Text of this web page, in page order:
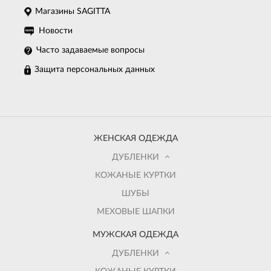
Магазины SAGITTA
Новости
Часто задаваемые вопросы
Защита персональных данных
ЖЕНСКАЯ ОДЕЖДА
ДУБЛЕНКИ
КОЖАНЫЕ КУРТКИ
ШУБЫ
МЕХОВЫЕ ШАПКИ
МУЖСКАЯ ОДЕЖДА
ДУБЛЕНКИ